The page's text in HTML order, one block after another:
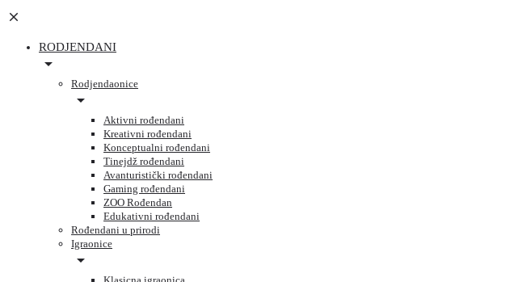
RODJENDANI
Rodjendaonice
Aktivni rođendani
Kreativni rođendani
Konceptualni rođendani
Tinejdž rođendani
Avanturistički rođendani
Gaming rođendani
ZOO Rođendan
Edukativni rođendani
Rođendani u prirodi
Igraonice